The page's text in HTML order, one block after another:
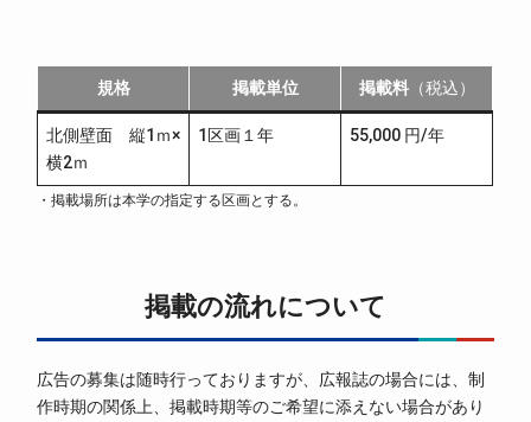
規格 掲載単位 掲載料（税込）
北側壁面 縦1ｍ×
横2ｍ
1区画１年 55,000 円/年
・掲載場所は本学の指定する区画とする。
掲載の流れについて
広告の募集は随時行っておりますが、広報誌の場合には、制
作時期の関係上、掲載時期等のご希望に添えない場合があり